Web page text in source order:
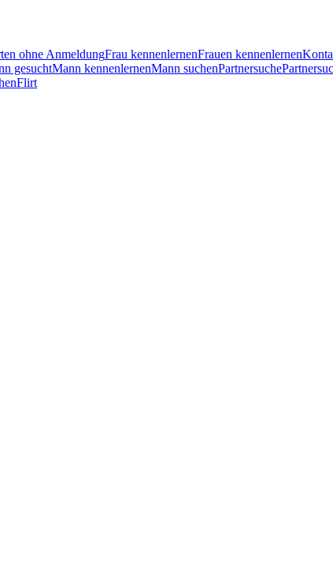
ohne AnmeldungFrau kennenlernenFrauen kennenlernen
gesuchtMann kennenlernenMann suchenPartnersuche
Flirt